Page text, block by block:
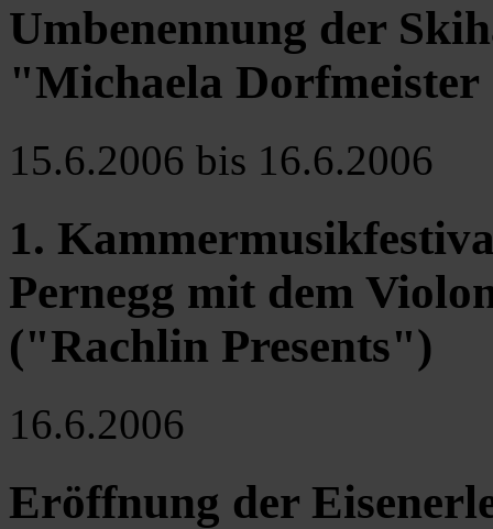
Umbenennung der
"Michaela
15.6.2006 bis 16.6.2006
1.
Pernegg mit dem
("Rachlin Presents")
16.6.2006
Eröffnung der